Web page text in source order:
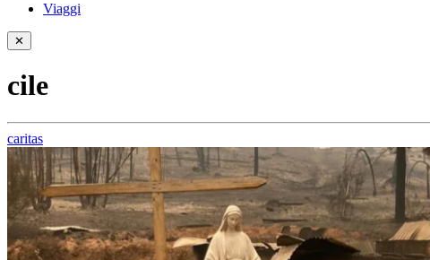
Viaggi
✕
cile
caritas